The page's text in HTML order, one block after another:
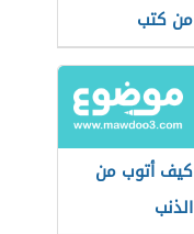
من كتب
كيف أتوب من
الذنب